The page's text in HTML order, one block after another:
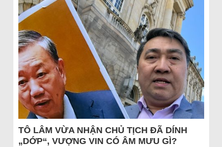
TÔ LÂM VỪA NHẬN CHỦ TỊCH ĐÃ DÍNH
„DỚP“, VƯỢNG VIN CÓ ÂM MƯU GÌ?